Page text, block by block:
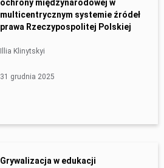
ochrony międzynarodowej w
multicentrycznym systemie źródeł
prawa Rzeczypospolitej Polskiej
Illia Klinytskyi
31 grudnia 2025
Grywalizacja w edukacji